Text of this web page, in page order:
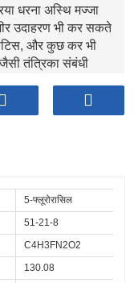
धरना अस्थि मज्जा
उदाहरण भी कर सकते
और कुछ कर भी
तंत्रिका संबंधी
5-फ्लूरोरासिल
51-21-8
C4H3FN2O2
130.08